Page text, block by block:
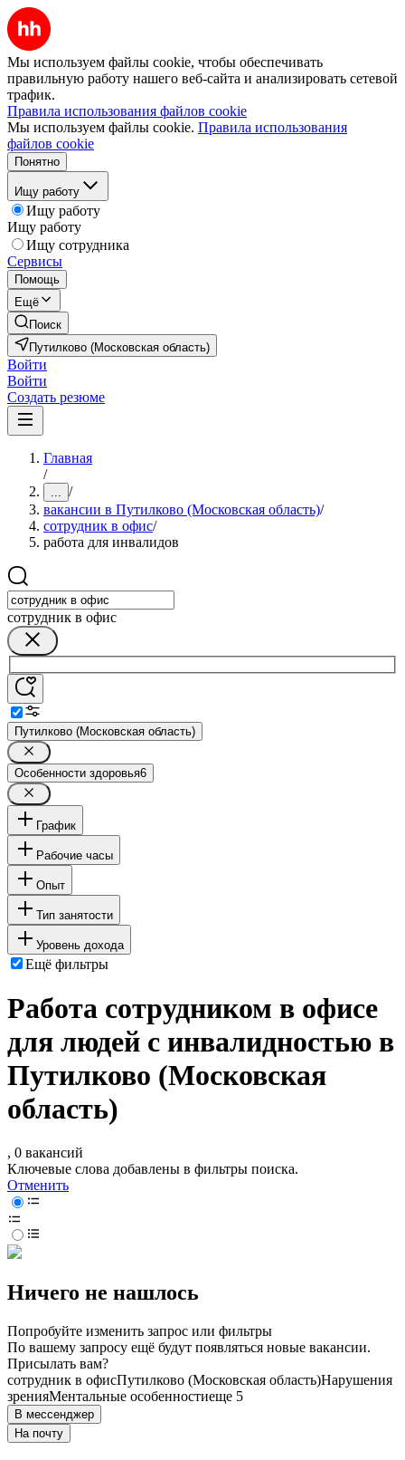
Мы используем файлы cookie, чтобы обеспечивать
правильную работу нашего веб-сайта и анализировать сетевой
трафик.
Правила использования файлов cookie
Мы используем файлы cookie. Правила использования
файлов cookie
Понятно
Ищу работу
Ищу работу
Ищу работу
Ищу сотрудника
Сервисы
Помощь
Ещё
Поиск
Путилково (Московская область)
Войти
Войти
Создать резюме
Главная
/
... /
вакансии в Путилково (Московская область)/
сотрудник в офис/
работа для инвалидов
сотрудник в офис
Путилково (Московская область)
Особенности здоровья6
График
Рабочие часы
Опыт
Тип занятости
Уровень дохода
Ещё фильтры
Работа сотрудником в офисе
для людей с инвалидностью в
Путилково (Московская
область)
, 0 вакансий
Ключевые слова добавлены в фильтры поиска.
Отменить
Ничего не нашлось
Попробуйте изменить запрос или фильтры
По вашему запросу ещё будут появляться новые вакансии.
Присылать вам?
сотрудник в офисПутилково (Московская область)Нарушения
зренияМентальные особенностиеще 5
В мессенджер
На почту